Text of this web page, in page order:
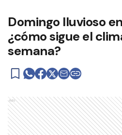
Domingo lluvioso
¿cómo sigue el
semana?
Ads